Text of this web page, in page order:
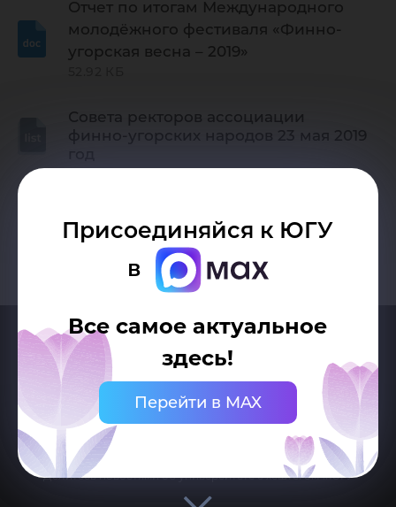
Присоединяйся к ЮГУ
в
Все самое актуальное
здесь!
Перейти в MAX
Отчет по итогам Международного
молодёжного фестиваля «Финно-
угорская весна – 2019»
Совета ректоров ассоциации
финно-угорских народов 23 мая 2019
Делитесь новостями об университете с хештегом #ЮГУ